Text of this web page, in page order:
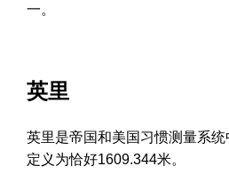
一。
英里
英里是帝国和美国习惯测量系
定义为恰好1609.344米。